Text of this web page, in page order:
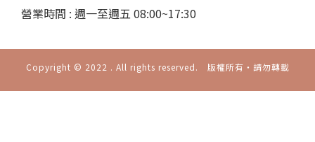
營業時間 : 週一至週五 08:00~17:30
Copyright © 2022 . All rights reserved. 版權所有‧請勿轉載